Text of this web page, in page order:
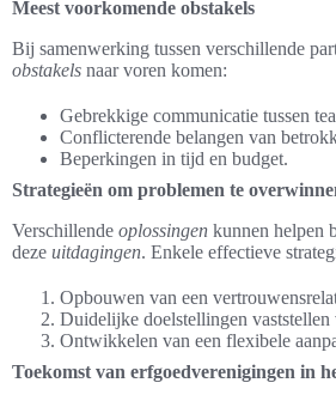
Meest voorkomende obstakels
Bij samenwerking tussen verschillende
obstakels naar voren komen:
Gebrekkige communicatie tussen
Conflicterende belangen van
Beperkingen in tijd en budget.
Strategieën om problemen te
Verschillende oplossingen kunnen helpen
deze uitdagingen. Enkele effectieve
Opbouwen van een
Duidelijke doelstellingen vaststellen
Ontwikkelen van een flexibele
Toekomst van erfgoedverenigingen in